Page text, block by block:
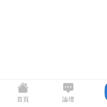
首頁 論壇